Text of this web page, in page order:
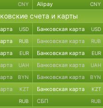
CNY Alipay CNY
счета и карты
USD Банковская карта USD
RUB Банковская карта RUB
EUR Банковская карта EUR
UAH Банковская карта UAH
BYN Банковская карта BYN
KZT Банковская карта KZT
RUB СБП RUB